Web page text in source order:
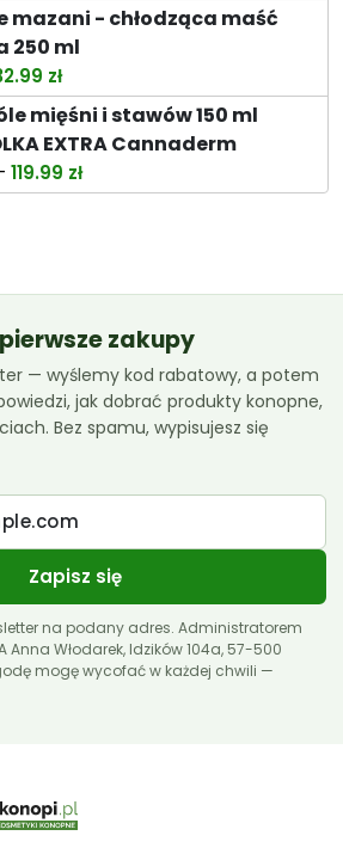
119.99 zł
mazani - chłodząca maść
250 ml
38.00 zł.
złAktualna
cena
wynosi:
32.99 zł.
mięśni i stawów 150 ml
EXTRA Cannaderm
119.99 złZakres
cen:
zakupy
— wyślemy kod rabatowy, a potem
jak dobrać produkty konopne,
Bez spamu, wypisujesz się
Zapisz się
na podany adres. Administratorem
Anna Włodarek, Idzików 104a, 57-500
mogę wycofać w każdej chwili —